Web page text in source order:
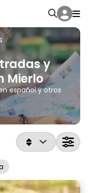
y
Mierlo
español y otros